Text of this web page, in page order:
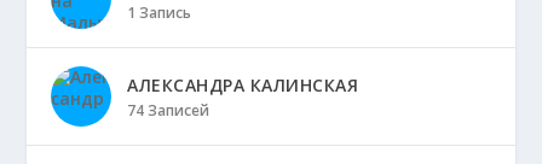
1 Запись
АЛЕКСАНДРА КАЛИНСКАЯ
74 Записей